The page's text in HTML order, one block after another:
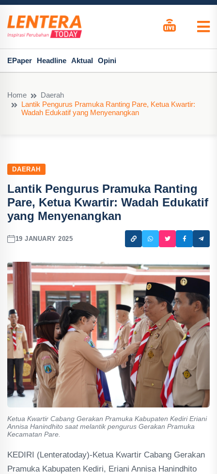
EPaper Headline Aktual Opini
Home
Daerah
Lantik Pengurus Pramuka Ranting Pare, Ketua Kwartir:
Wadah Edukatif yang Menyenangkan
DAERAH
Lantik Pengurus Pramuka Ranting
Pare, Ketua Kwartir: Wadah Edukatif
yang Menyenangkan
19 JANUARY 2025
Ketua Kwartir Cabang Gerakan Pramuka Kabupaten Kediri Eriani
Annisa Hanindhito saat melantik pengurus Gerakan Pramuka
Kecamatan Pare.
KEDIRI (Lenteratoday)-Ketua Kwartir Cabang Gerakan
Pramuka Kabupaten Kediri, Eriani Annisa Hanindhito